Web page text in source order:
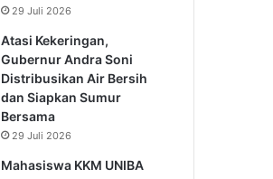
29 Juli 2026
Atasi Kekeringan,
Gubernur Andra Soni
Distribusikan Air Bersih
dan Siapkan Sumur
Bersama
29 Juli 2026
Mahasiswa KKM UNIBA